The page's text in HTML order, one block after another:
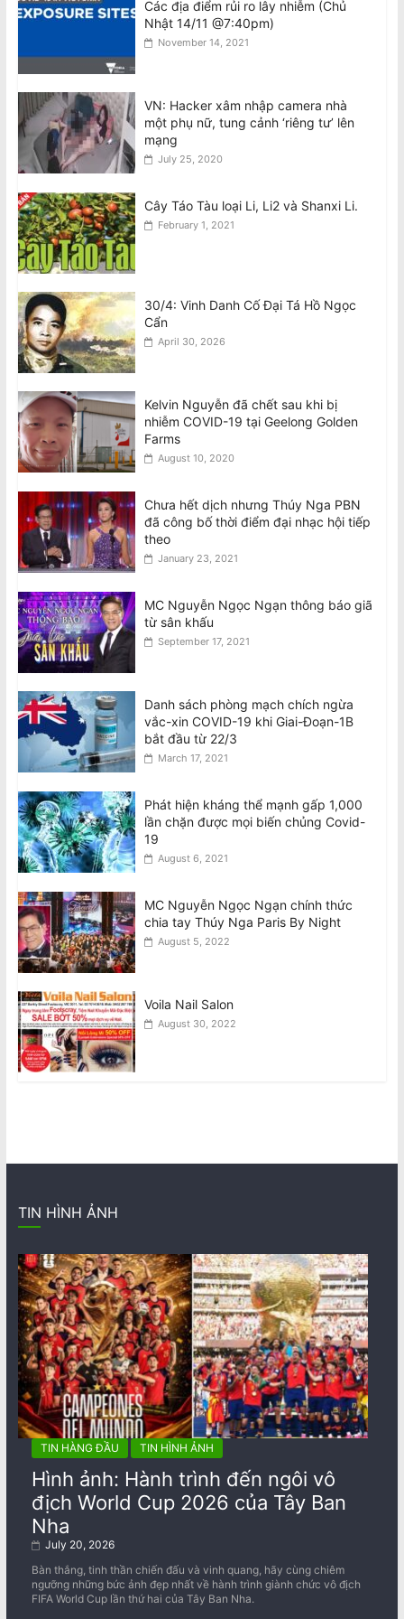
Các thiếu niên liên quan đến vụ tấn
công khiến Văn Việt Trương tử vong
Teens involved in fatal attack on Van
Viet Truong freed on bail
August 8, 2026
Các địa điểm rủi ro lây nhiễm (Chủ
Nhật 14/11 @7:40pm)
November 14, 2021
VN: Hacker xâm nhập camera nhà
một phụ nữ, tung cảnh ‘riêng tư’ lên
mạng
July 25, 2020
Cây Táo Tàu loại Li, Li2 và Shanxi Li.
February 1, 2021
30/4: Vinh Danh Cố Đại Tá Hồ Ngọc
Cẩn
April 30, 2026
Kelvin Nguyễn đã chết sau khi bị
nhiễm COVID-19 tại Geelong Golden
Farms
August 10, 2020
Chưa hết dịch nhưng Thúy Nga PBN
đã công bố thời điểm đại nhạc hội tiếp
theo
January 23, 2021
MC Nguyễn Ngọc Ngạn thông báo giã
từ sân khấu
September 17, 2021
Danh sách phòng mạch chích ngừa
vắc-xin COVID-19 khi Giai-Đoạn-1B
bắt đầu từ 22/3
March 17, 2021
Phát hiện kháng thể mạnh gấp 1,000
lần chặn được mọi biến chủng Covid-
19
August 6, 2021
MC Nguyễn Ngọc Ngạn chính thức
chia tay Thúy Nga Paris By Night
August 5, 2022
Voila Nail Salon
August 30, 2022
TIN HÌNH ẢNH
TIN HÀNG ĐẦU TIN HÌNH ẢNH
Hình ảnh: Hành trình đến ngôi vô
địch World Cup 2026 của Tây Ban
Nha
July 20, 2026
Bàn thắng, tinh thần chiến đấu và vinh quang, hãy cùng chiêm
ngưỡng những bức ảnh đẹp nhất về ​​hành trình giành chức vô địch
FIFA World Cup lần thứ hai của Tây Ban Nha.